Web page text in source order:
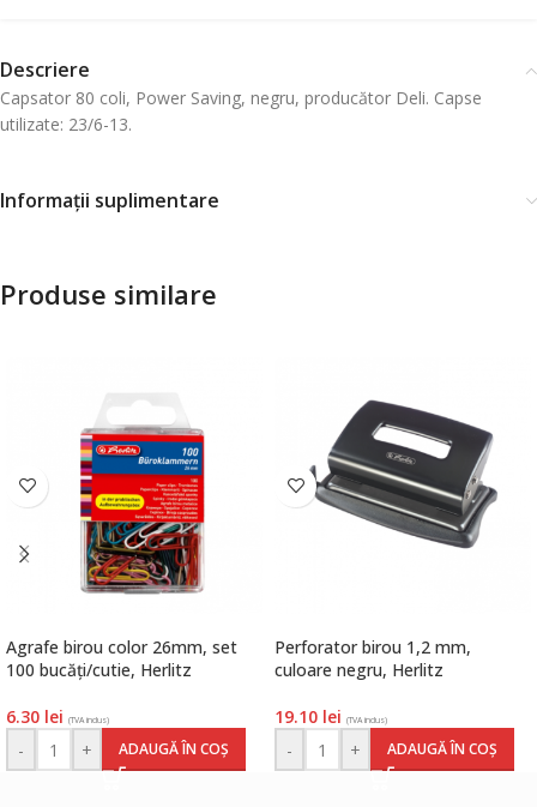
Descriere
Capsator 80 coli, Power Saving, negru, producător Deli. Capse
utilizate: 23/6-13.
Informații suplimentare
Produse similare
Agrafe birou color 26mm, set
100 bucăți/cutie, Herlitz
6.30 lei (TVA inclus)
- + ADAUGĂ ÎN COȘ
Perforator birou 1,2 mm,
culoare negru, Herlitz
19.10 lei (TVA inclus)
- + ADAUGĂ ÎN COȘ